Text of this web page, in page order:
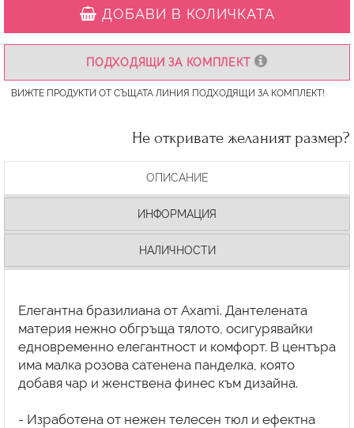
ДОБАВИ В КОЛИЧКАТА
ПОДХОДЯЩИ ЗА КОМПЛЕКТ
ВИЖТЕ ПРОДУКТИ ОТ СЪЩАТА ЛИНИЯ ПОДХОДЯЩИ ЗА КОМПЛЕКТ!
Не откривате желаният размер?
ОПИСАНИЕ
ИНФОРМАЦИЯ
НАЛИЧНОСТИ
Елегантна бразилиана от Axami. Дантелената
материя нежно обгръща тялото, осигурявайки
едновременно елегантност и комфорт. В центъра
има малка розова сатенена панделка, която
добавя чар и женствена финес към дизайна.
- Изработена от нежен телесен тюл и ефектна